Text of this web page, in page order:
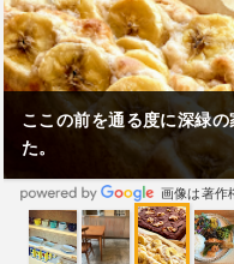
ここの前を通る度に深緑
た。
画像は著作